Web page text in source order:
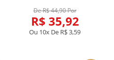
De R$ 44,90 Por
R$ 35,92
Ou 10x De R$ 3,59